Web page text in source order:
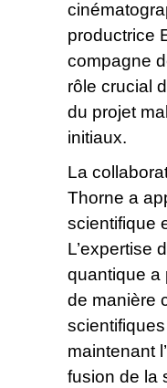
productrice
compagne
rôle crucial
du projet
initiaux.
La
Thorne a
scientifique
L’expertise
quantique a
de manière
scientifiques
maintenant
fusion de la